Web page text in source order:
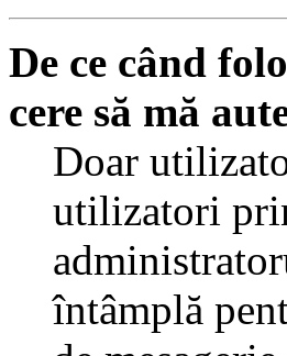
De ce când
cere să mă
Doar
utilizatori
întâmplă